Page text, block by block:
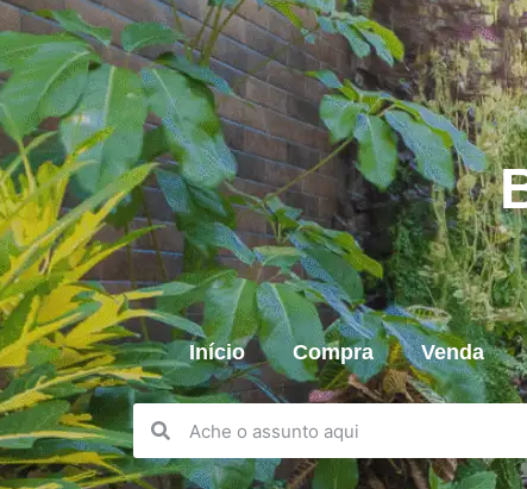
Início Compra Venda